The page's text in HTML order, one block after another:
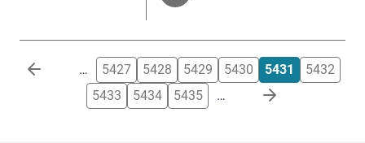
Paginación … 5427 5428 5429 5430 5431
5432
5433
5434 5435 …